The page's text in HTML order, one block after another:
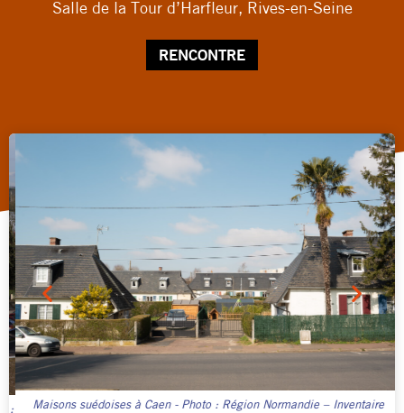
Salle de la Tour d’Harfleur, Rives-en-Seine
RENCONTRE
Maisons suédoises à Caen - Photo : Région Normandie – Inventaire